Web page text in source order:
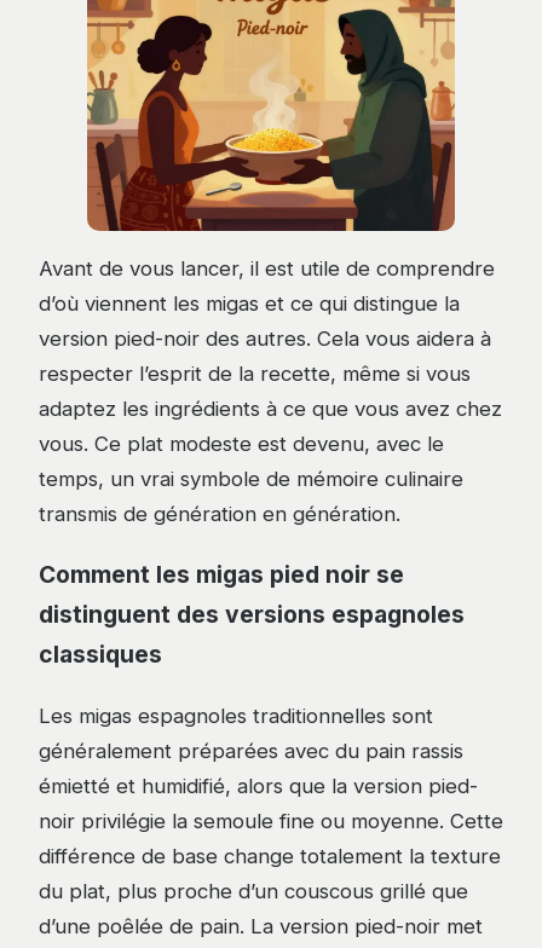
Avant de vous lancer, il est utile de comprendre
d’où viennent les migas et ce qui distingue la
version pied-noir des autres. Cela vous aidera à
respecter l’esprit de la recette, même si vous
adaptez les ingrédients à ce que vous avez chez
vous. Ce plat modeste est devenu, avec le
temps, un vrai symbole de mémoire culinaire
transmis de génération en génération.
Comment les migas pied noir se
distinguent des versions espagnoles
classiques
Les migas espagnoles traditionnelles sont
généralement préparées avec du pain rassis
émietté et humidifié, alors que la version pied-
noir privilégie la semoule fine ou moyenne. Cette
différence de base change totalement la texture
du plat, plus proche d’un couscous grillé que
d’une poêlée de pain. La version pied-noir met